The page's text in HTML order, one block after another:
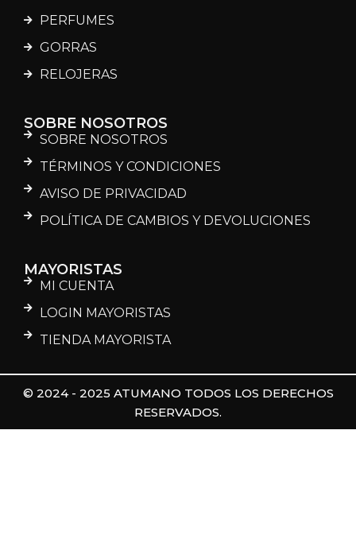
PERFUMES
GORRAS
RELOJERAS
SOBRE NOSOTROS
SOBRE NOSOTROS
TÉRMINOS Y CONDICIONES
AVISO DE PRIVACIDAD
POLÍTICA DE CAMBIOS Y DEVOLUCIONES
MAYORISTAS
MI CUENTA
LOGIN MAYORISTAS
TIENDA MAYORISTA
© 2024 - 2025 ATUMANO TODOS LOS DERECHOS
RESERVADOS.